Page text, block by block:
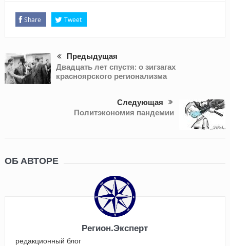
Share Tweet
Предыдущая
Двадцать лет спустя: о зигзагах
красноярского регионализма
Следующая
Политэкономия пандемии
ОБ АВТОРЕ
Регион.Эксперт
редакционный блог